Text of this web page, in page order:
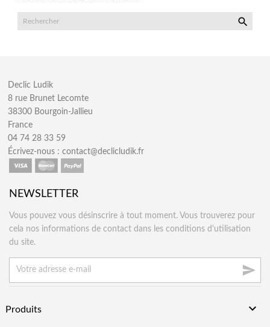

Declic Ludik
8 rue Brunet Lecomte
38300 Bourgoin-Jallieu
France
04 74 28 33 59
Écrivez-nous :contact@declicludik.fr
NEWSLETTER
Vous pouvez vous désinscrire à tout moment. Vous trouverez pour
cela nos informations de contact dans les conditions d'utilisation
du site.

Produits 